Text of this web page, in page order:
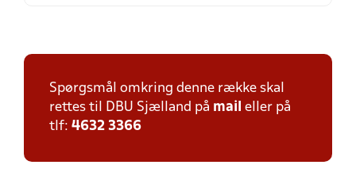
Spørgsmål omkring denne række skal
rettes til DBU Sjælland på mail eller på
tlf: 4632 3366